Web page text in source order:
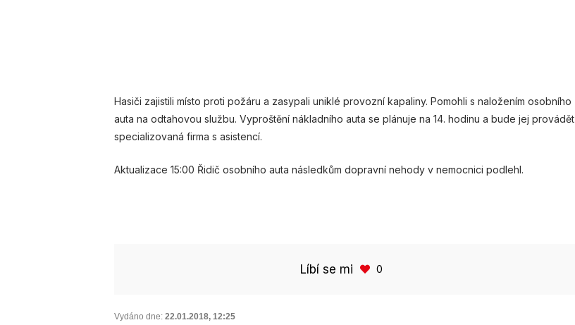
Hasiči zajistili místo proti požáru a zasypali uniklé provozní kapaliny. Pomohli s naložením osobního
auta na odtahovou službu. Vyproštění nákladního auta se plánuje na 14. hodinu a bude jej provádět
specializovaná firma s asistencí.
Aktualizace 15:00 Řidič osobního auta následkům dopravní nehody v nemocnici podlehl.
Líbí se mi 0
Vydáno dne: 22.01.2018, 12:25